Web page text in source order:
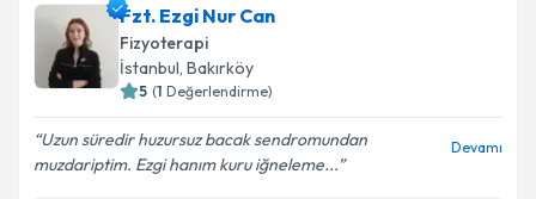
Fzt. Ezgi Nur Can
Fizyoterapi
İstanbul, Bakırköy
5 (1 Değerlendirme)
Uzun süredir huzursuz bacak sendromundan
muzdariptim. Ezgi hanım kuru iğneleme...
Devamı